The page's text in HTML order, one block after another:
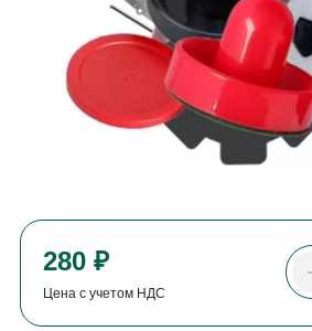
280 ₽
Цена с учетом НДС